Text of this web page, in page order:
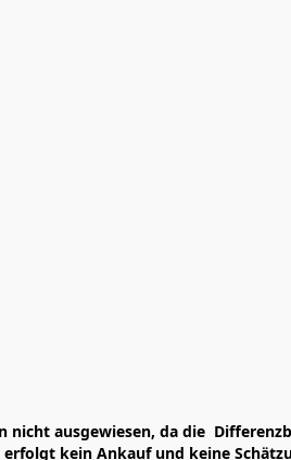
ausgewiesen, da die